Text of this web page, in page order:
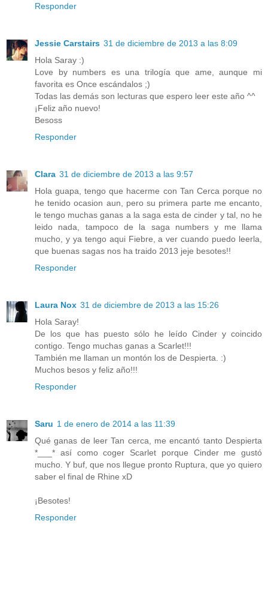
Responder
Jessie Carstairs 31 de diciembre de 2013 a las 8:09
Hola Saray :)
Love by numbers es una trilogía que ame, aunque mi
favorita es Once escándalos ;)
Todas las demás son lecturas que espero leer este año ^^
¡Feliz año nuevo!
Besoss
Responder
Clara 31 de diciembre de 2013 a las 9:57
Hola guapa, tengo que hacerme con Tan Cerca porque no
he tenido ocasion aun, pero su primera parte me encanto,
le tengo muchas ganas a la saga esta de cinder y tal, no he
leido nada, tampoco de la saga numbers y me llama
mucho, y ya tengo aqui Fiebre, a ver cuando puedo leerla,
que buenas sagas nos ha traido 2013 jeje besotes!!
Responder
Laura Nox 31 de diciembre de 2013 a las 15:26
Hola Saray!
De los que has puesto sólo he leído Cinder y coincido
contigo. Tengo muchas ganas a Scarlet!!!
También me llaman un montón los de Despierta. :)
Muchos besos y feliz año!!!
Responder
Saru 1 de enero de 2014 a las 11:39
Qué ganas de leer Tan cerca, me encantó tanto Despierta
*___* así como coger Scarlet porque Cinder me gustó
mucho. Y buf, que nos llegue pronto Ruptura, que yo quiero
saber el final de Rhine xD
¡Besotes!
Responder